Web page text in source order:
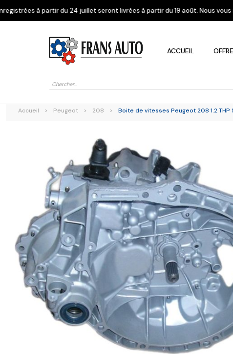
juillet seront livrées à partir du 19 août. Nous vous remercions de votre
ACCUEIL OFFRE
Recherche
produits
Alfa Romeo Citroen Dacia
Renault Suzuki Toyota
Accueil > Peugeot > 208 > Boite de vitesses Peugeot 208 1.2 THP